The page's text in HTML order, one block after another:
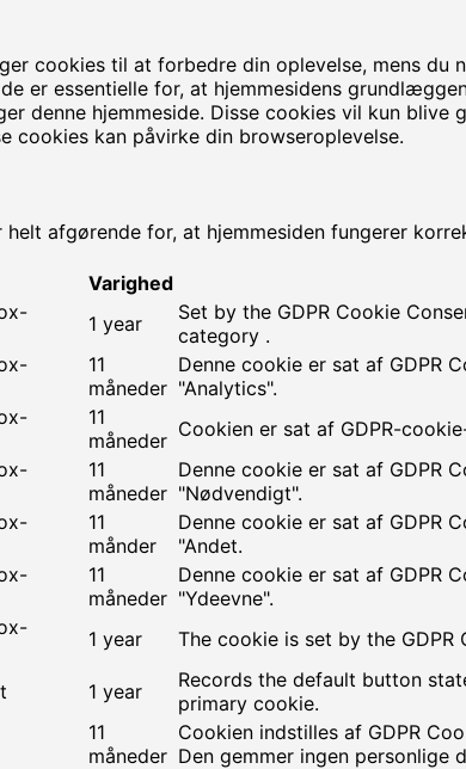
cookies til at forbedre din oplevelse, mens
er essentielle for, at hjemmesidens
denne hjemmeside. Disse cookies vil kun
cookies kan påvirke din browseroplevelse.
helt afgørende for, at hjemmesiden fungerer
Varighed
1 year
Set by the GDPR Cookie
category .
11
måneder
Denne cookie er sat af GDPR
"Analytics".
11
måneder Cookien er sat af GDPR-
11
måneder
Denne cookie er sat af GDPR
"Nødvendigt".
11
månder
Denne cookie er sat af GDPR
"Andet.
11
måneder
Denne cookie er sat af GDPR
"Ydeevne".
1 year The cookie is set by the
1 year
Records the default button
primary cookie.
11
måneder
Cookien indstilles af GDPR
Den gemmer ingen personlige